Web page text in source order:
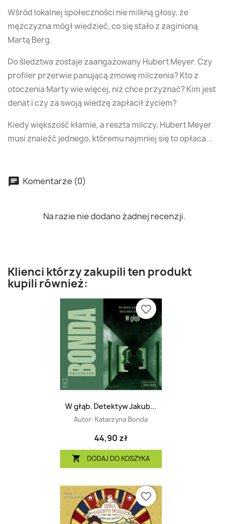
Wśród lokalnej społeczności nie milkną głosy, że
mężczyzna mógł wiedzieć, co się stało z zaginioną
Martą Berg.
Do śledztwa zostaje zaangażowany Hubert Meyer. Czy
profiler przerwie panującą zmowę milczenia? Kto z
otoczenia Marty wie więcej, niż chce przyznać? Kim jest
denat i czy za swoją wiedzę zapłacił życiem?
Kiedy większość kłamie, a reszta milczy, Hubert Meyer
musi znaleźć jednego, któremu najmniej się to opłaca...
Komentarze (0)
Na razie nie dodano żadnej recenzji.
Klienci którzy zakupili ten produkt
kupili również:
W głąb. Detektyw Jakub...
Autor: Katarzyna Bonda
44,90 zł
 DODAJ DO KOSZYKA
favorite_border
favorite_border